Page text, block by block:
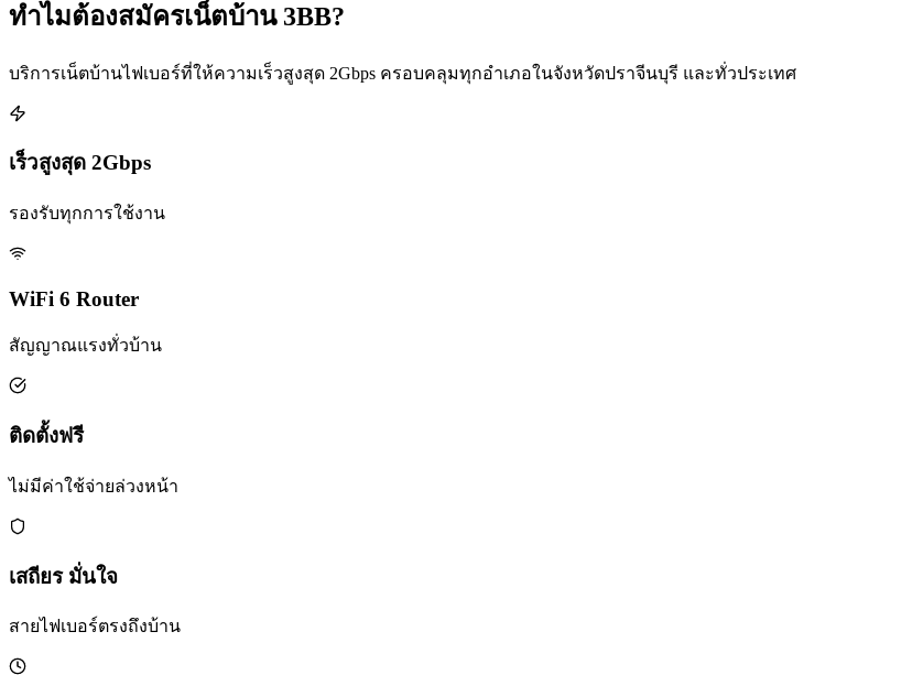
ทำไมต้องสมัครเน็ตบ้าน 3BB?
บริการเน็ตบ้านไฟเบอร์ที่ให้ความเร็วสูงสุด 2Gbps ครอบคลุมทุกอำเภอในจังหวัดปราจีนบุรี และทั่วประเทศ
เร็วสูงสุด 2Gbps
รองรับทุกการใช้งาน
WiFi 6 Router
สัญญาณแรงทั่วบ้าน
ติดตั้งฟรี
ไม่มีค่าใช้จ่ายล่วงหน้า
เสถียร มั่นใจ
สายไฟเบอร์ตรงถึงบ้าน